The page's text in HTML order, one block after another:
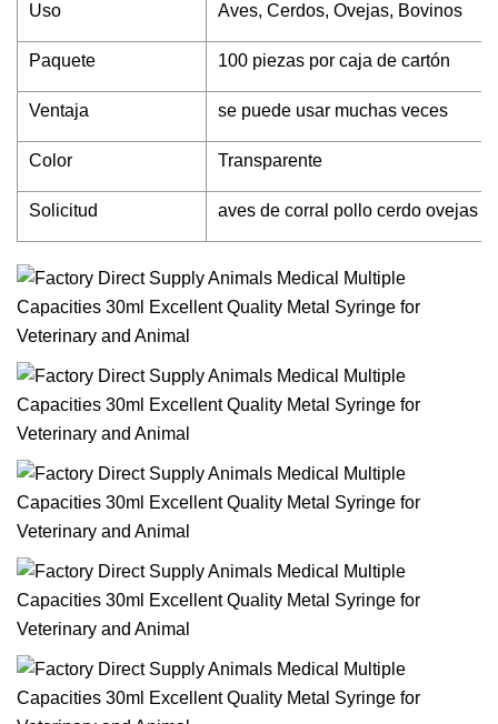
Uso Aves, Cerdos, Ovejas, Bovinos
Paquete 100 piezas por caja de cartón
Ventaja se puede usar muchas veces
Color Transparente
Solicitud aves de corral pollo cerdo ovejas